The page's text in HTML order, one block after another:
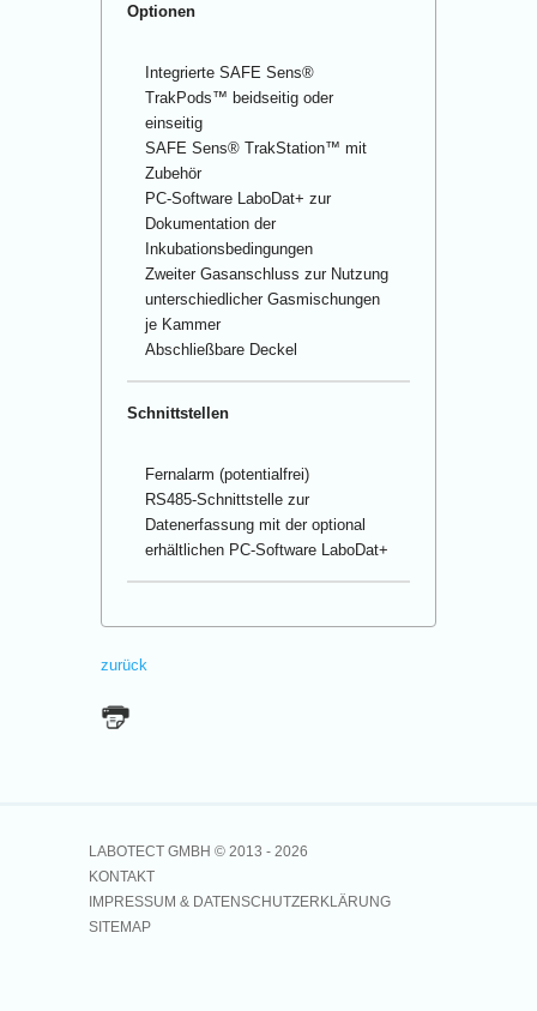
Optionen
Integrierte SAFE Sens®
TrakPods™ beidseitig oder
einseitig
SAFE Sens®TrakStation™ mit
Zubehör
PC-Software LaboDat+ zur
Dokumentation der
Inkubationsbedingungen
Zweiter Gasanschluss zur Nutzung
unterschiedlicher Gasmischungen
je Kammer
Abschließbare Deckel
Schnittstellen
Fernalarm (potentialfrei)
RS485-Schnittstelle zur
Datenerfassung mit der optional
erhältlichen PC-Software LaboDat+
zurück
LABOTECT GMBH © 2013 - 2026
KONTAKT
IMPRESSUM & DATENSCHUTZERKLÄRUNG
SITEMAP